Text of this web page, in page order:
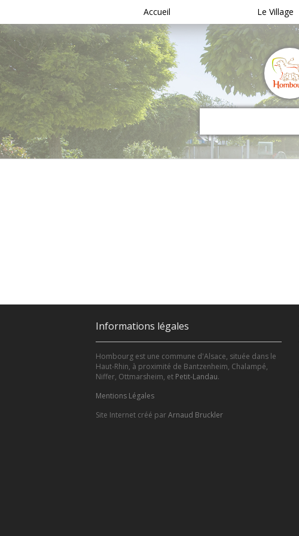
Accueil Le Village
Informations légales
Hombourg est une commune d'Alsace, située dans le
Haut-Rhin, à proximité de Bantzenheim, Chalampé,
Niffer, Ottmarsheim, et Petit-Landau.
Mentions Légales
Site Internet créé parArnaud Bruckler